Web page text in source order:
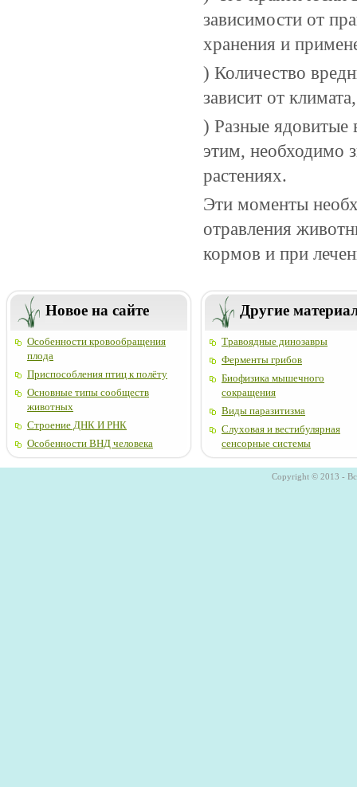
зависимости от
хранения и
) Количество
зависит от
) Разные ядовитые
этим, необходимо
растениях.
Эти моменты
отравления
кормов и при
Новое на сайте
Особенности кровообращения
плода
Приспособления птиц к полёту
Основные типы сообществ
животных
Строение ДНК И РНК
Особенности ВНД человека
Другие
Травоядные динозавры
Ферменты грибов
Биофизика мышечного
сокращения
Виды паразитизма
Слуховая и вестибулярная
сенсорные системы
Copyright © 2013 -